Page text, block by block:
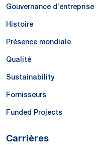
Gouvernance d’entreprise
Histoire
Présence mondiale
Qualité
Sustainability
Fornisseurs
Funded Projects
Carrières